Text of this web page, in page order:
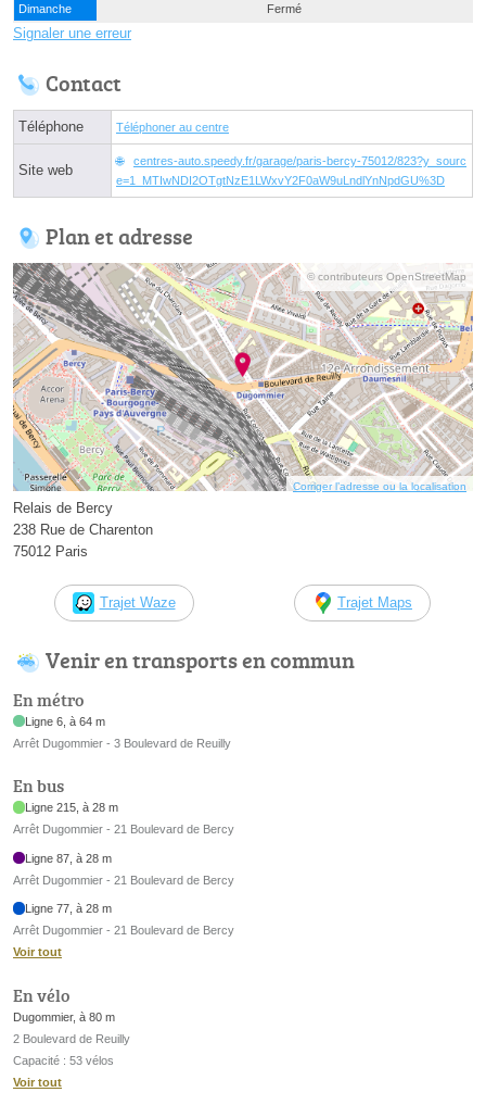
Dimanche
Fermé
Signaler une erreur
Contact
Téléphone Téléphoner au centre
Site web
centres-auto.speedy.fr/garage/paris-bercy-75012/823?y_sourc
e=1_MTIwNDI2OTgtNzE1LWxvY2F0aW9uLndlYnNpdGU%3D
Plan et adresse
© contributeurs OpenStreetMap
Corriger l’adresse ou la localisation
Relais de Bercy
238 Rue de Charenton
75012 Paris
Trajet Waze Trajet Maps
Venir en transports en commun
En métro
Ligne 6, à 64 m
Arrêt Dugommier - 3 Boulevard de Reuilly
En bus
Ligne 215, à 28 m
Arrêt Dugommier - 21 Boulevard de Bercy
Ligne 87, à 28 m
Arrêt Dugommier - 21 Boulevard de Bercy
Ligne 77, à 28 m
Arrêt Dugommier - 21 Boulevard de Bercy
Voir tout
En vélo
Dugommier, à 80 m
2 Boulevard de Reuilly
Capacité : 53 vélos
Voir tout